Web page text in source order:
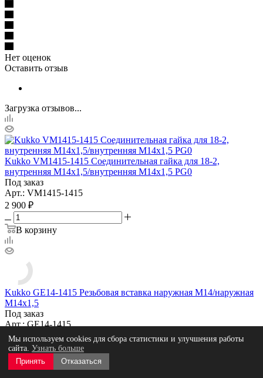
Нет оценок
Оставить отзыв
Загрузка отзывов...
Kukko VM1415-1415 Соединительная гайка для 18-2,
внутренняя M14x1,5/внутренняя M14x1,5 PG0
Под заказ
Арт.: VM1415-1415
2 900 ₽
В корзину
Kukko GE14-1415 Резьбовая вставка наружная M14/наружная
M14x1,5
Под заказ
Арт.: GE14-1415
7 200₽
В корзину
Мы используем cookies для сбора статистики и улучшения работы
сайта. Узнать больше
Принять
Отказаться